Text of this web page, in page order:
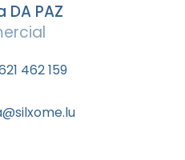
DA PAZ
462 159